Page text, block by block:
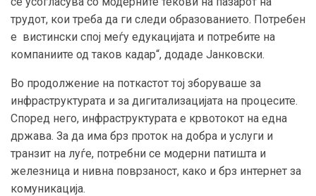
трудот, кои треба да ги следи образованието. Потребен
е вистински спој меѓу едукацијата и потребите на
компаниите од таков кадар“, додаде Јанковски.
Во продолжение на поткастот тој зборуваше за
инфраструктурата и за дигитализацијата на процесите.
Според него, инфраструктурата е крвотокот на една
држава. За да има брз проток на добра и услуги и
транзит на луѓе, потребни се модерни патишта и
железница и нивна поврзаност, како и брз интернет за
комуникација.